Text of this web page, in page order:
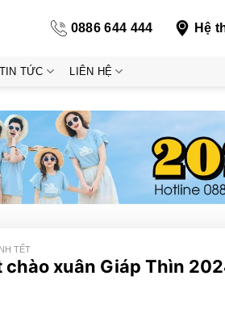
0886 644 444 Hệ
TIN TỨC LIÊN HỆ
TẾT
chào xuân Giáp Thìn